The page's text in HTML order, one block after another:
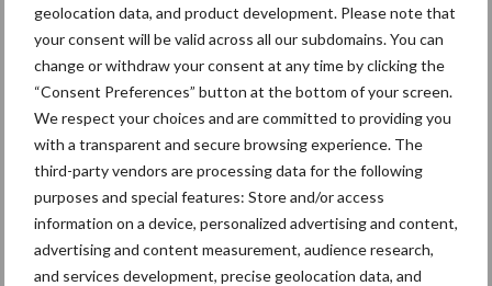
geolocation data, and product development. Please note that
your consent will be valid across all our subdomains. You can
change or withdraw your consent at any time by clicking the
“Consent Preferences” button at the bottom of your screen.
We respect your choices and are committed to providing you
with a transparent and secure browsing experience. The
third-party vendors are processing data for the following
purposes and special features: Store and/or access
information on a device, personalized advertising and content,
advertising and content measurement, audience research,
and services development, precise geolocation data, and
Flikweert Vision introduceer
t nieuwe QualityGrader voor
aardappelen en uien
MagrowTec behaalt extra
Nederlandse erkenning voor
driftreductie